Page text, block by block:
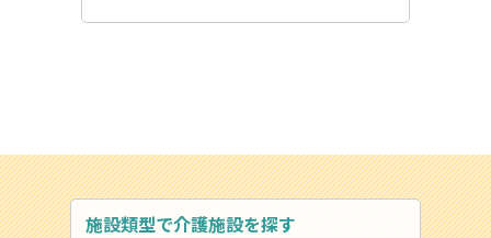
施設類型で介護施設を探す